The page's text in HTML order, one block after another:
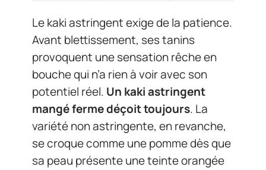
Le kaki astringent exige de la patience.
Avant blettissement, ses tanins
provoquent une sensation rêche en
bouche qui n’a rien à voir avec son
potentiel réel. Un kaki astringent
mangé ferme déçoit toujours. La
variété non astringente, en revanche,
se croque comme une pomme dès que
sa peau présente une teinte orangée